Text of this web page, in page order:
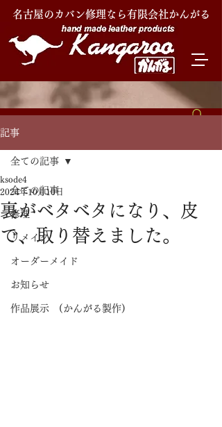
名古屋のカバン修理なら有限会社かんがる
記事
全ての記事
修理
リメイク
オーダーメイド
お知らせ
作品展示 (かんがる製作)
全ての記事
裏がベタベタになり、皮
で、取り替えました。
ksode4
2024年10月10日